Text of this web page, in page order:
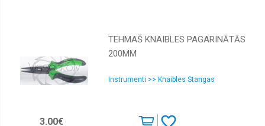
TEHMAŠ KNAIBLES PAGARINĀTĀS
200MM
Instrumenti >> Knaibles Stangas
3.00€